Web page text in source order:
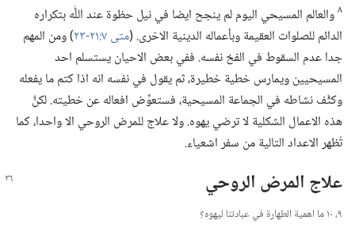
٨والعالم المسيحي اليوم لم ينجح ايضا في نيل حظوة عند اللّٰه بتكراره
الدائم للصلوات العقيمة وبأعماله الدينية الاخرى.‏ (‏متى ٧:‏​٢١-‏٢٣
‏)‏ ومن المهم
جدا عدم السقوط في الفخ نفسه.‏ ففي بعض الاحيان يستسلم احد
المسيحيين ويمارس خطية خطيرة،‏ ثم يقول في نفسه انه اذا كتم ما يفعله
وكثَّف نشاطه في الجماعة المسيحية،‏ فستعوِّض افعاله عن خطيته.‏ لكنَّ
هذه الاعمال الشكلية لا ترضي يهوه.‏ ولا علاج للمرض الروحي الا واحدا،‏ كما
تُظهر الاعداد التالية من سفر اشعياء.‏
علاج المرض الروحي
٩،‏ ١٠ ما اهمية الطهارة في عبادتنا ليهوه؟‏